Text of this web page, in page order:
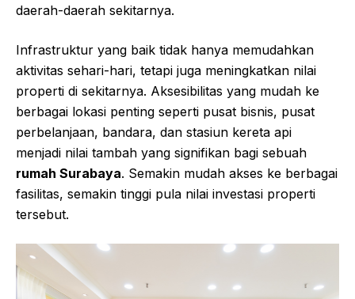
daerah-daerah sekitarnya.
Infrastruktur yang baik tidak hanya memudahkan
aktivitas sehari-hari, tetapi juga meningkatkan nilai
properti di sekitarnya. Aksesibilitas yang mudah ke
berbagai lokasi penting seperti pusat bisnis, pusat
perbelanjaan, bandara, dan stasiun kereta api
menjadi nilai tambah yang signifikan bagi sebuah
rumah Surabaya. Semakin mudah akses ke berbagai
fasilitas, semakin tinggi pula nilai investasi properti
tersebut.